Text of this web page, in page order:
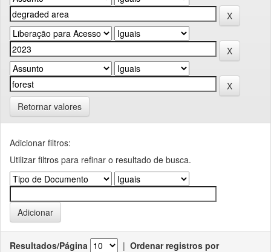
Retornar valores
Adicionar filtros:
Utilizar filtros para refinar o resultado de busca.
Resultados/Página | Ordenar registros por